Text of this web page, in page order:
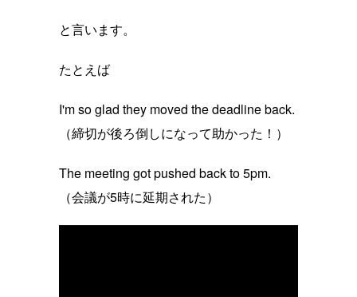
と言います。
たとえば
I'm so glad they moved the deadline back.
（締切が後ろ倒しになって助かった！）
The meeting got pushed back to 5pm.
（会議が5時に延期された）